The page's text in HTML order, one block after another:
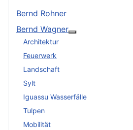
Bernd Rohner
Bernd Wagner
Architektur
Feuerwerk
Landschaft
Sylt
Iguassu Wasserfälle
Tulpen
Mobilität